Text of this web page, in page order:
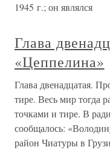
1945 г.; он являлся
Глава
«Цеппелина»
Глава двенадцатая.
тире. Весь мир тогда
точками и тире. В
сообщалось:
район Чиатуры в